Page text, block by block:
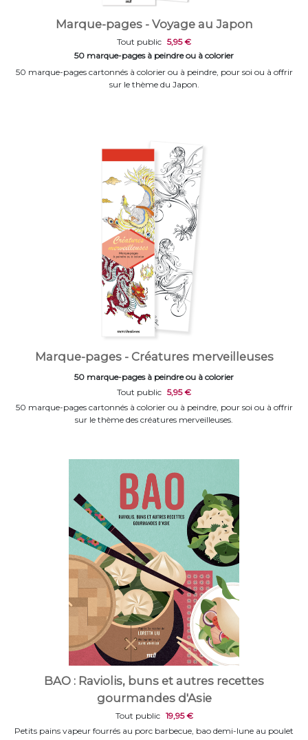
Marque-pages - Voyage au Japon
Tout public 5,95 €
50 marque-pages à peindre ou à colorier
50 marque-pages cartonnés à colorier ou à peindre, pour soi ou à offrir
sur le thème du Japon.
Marque-pages - Créatures merveilleuses
50 marque-pages à peindre ou à colorier
Tout public 5,95 €
50 marque-pages cartonnés à colorier ou à peindre, pour soi ou à offrir
sur le thème des créatures merveilleuses.
BAO : Raviolis, buns et autres recettes
gourmandes d'Asie
Tout public 19,95 €
Petits pains vapeur fourrés au porc barbecue, bao demi-lune au poulet